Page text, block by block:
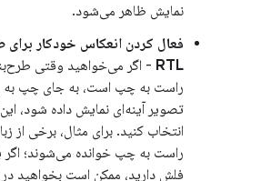
نمایش ظاهر می‌شود.
فعال کردن انعکاس خودکار برای
RTL - اگر می‌خواهید وقتی
راست به چپ است، به جای چپ به
تصویر آینه‌ای نمایش داده شود، این
انتخاب کنید. برای مثال، برخی از
راست به چپ خوانده می‌شوند؛ اگر
فلش دارید، ممکن است بخواهید در